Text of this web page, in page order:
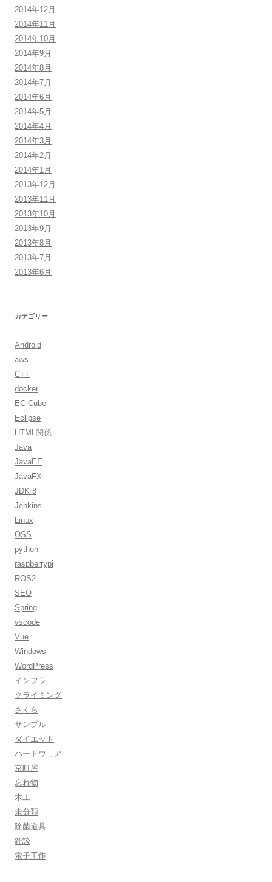
2014年12月
2014年11月
2014年10月
2014年9月
2014年8月
2014年7月
2014年6月
2014年5月
2014年4月
2014年3月
2014年2月
2014年1月
2013年12月
2013年11月
2013年10月
2013年9月
2013年8月
2013年7月
2013年6月
カテゴリー
Android
aws
C++
docker
EC-Cube
Eclipse
HTML関係
Java
JavaEE
JavaFX
JDK 8
Jenkins
Linux
OSS
python
raspberrypi
ROS2
SEO
Spring
vscode
Vue
Windows
WordPress
インフラ
クライミング
さくら
サンプル
ダイエット
ハードウェア
京町屋
忘れ物
木工
未分類
除菌道具
雑談
電子工作